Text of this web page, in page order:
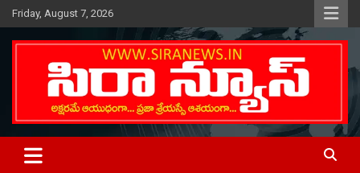
Skip
to
content
Friday, August 7, 2026
SIRA NEWS
Telugu Online News Daily